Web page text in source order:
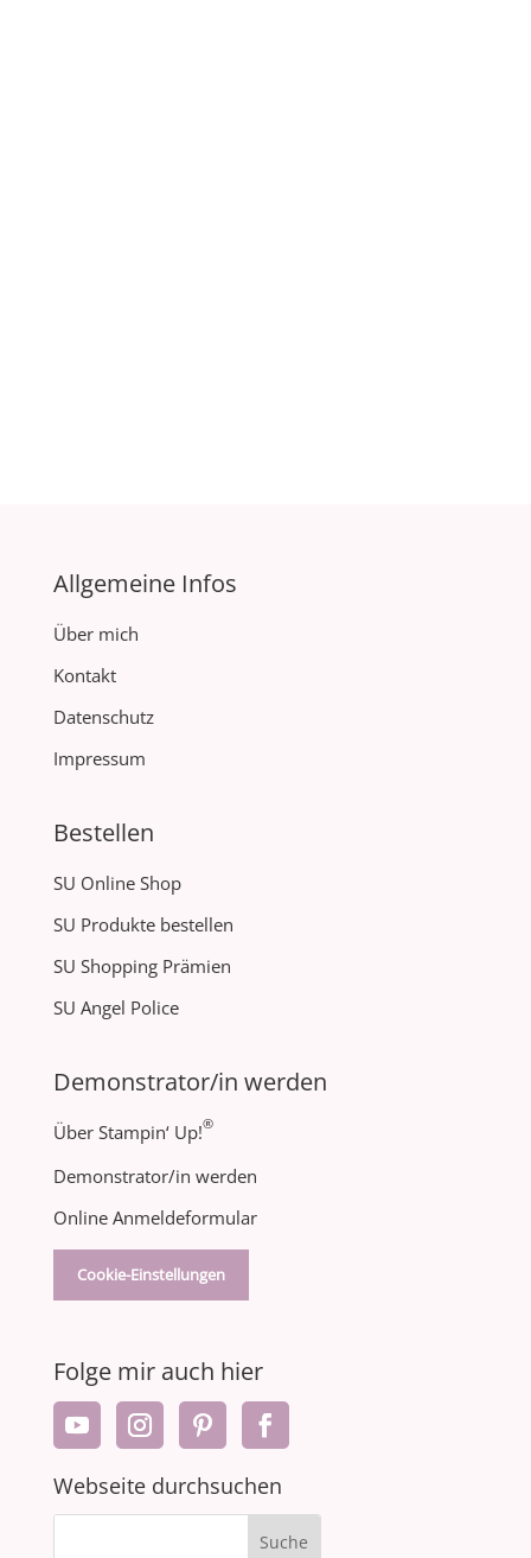
Allgemeine Infos
Über mich
Kontakt
Datenschutz
Impressum
Bestellen
SU Online Shop
SU Produkte bestellen
SU Shopping Prämien
SU Angel Police
Demonstrator/in werden
Über Stampin‘ Up!®
Demonstrator/in werden
Online Anmeldeformular
Cookie-Einstellungen
Folge mir auch hier
Webseite durchsuchen